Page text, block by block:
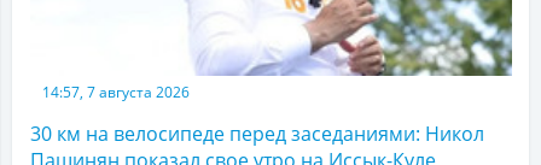
14:57, 7 августа 2026
30 км на велосипеде перед заседаниями: Никол